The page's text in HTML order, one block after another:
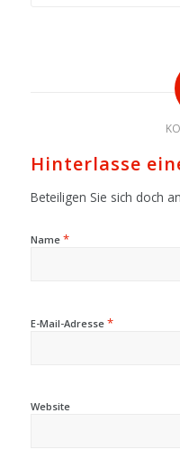
Hinterlasse
Beteiligen Sie sich doch
Name *
E-Mail-Adresse *
Website